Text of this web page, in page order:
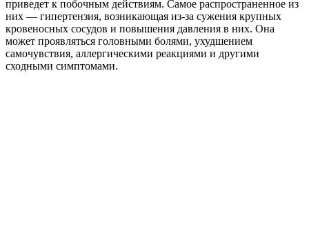
приведет к побочным действиям. Самое распространенное из
них — гипертензия, возникающая из-за сужения крупных
кровеносных сосудов и повышения давления в них. Она
может проявляться головными болями, ухудшением
самочувствия, аллергическими реакциями и другими
сходными симптомами.